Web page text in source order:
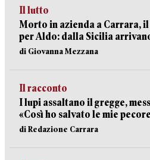
Il lutto
Morto in azienda a Carrara,
per Aldo: dalla Sicilia
di Giovanna Mezzana
Il racconto
I lupi assaltano il gregge,
«Così ho salvato le mie
di Redazione Carrara